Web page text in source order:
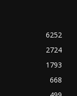
6252
2724
1793
668